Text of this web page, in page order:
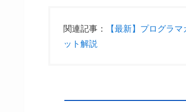
関連記事：
【最新】プログラ
ット解説